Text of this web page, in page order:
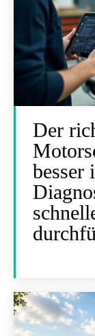
Der
besser